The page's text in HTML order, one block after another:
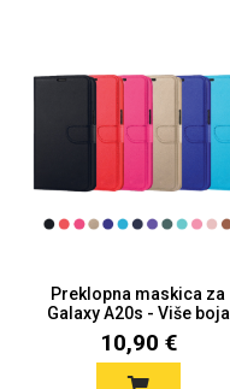
Preklopna maskica za
Galaxy A20s - Više boja
10,90 €